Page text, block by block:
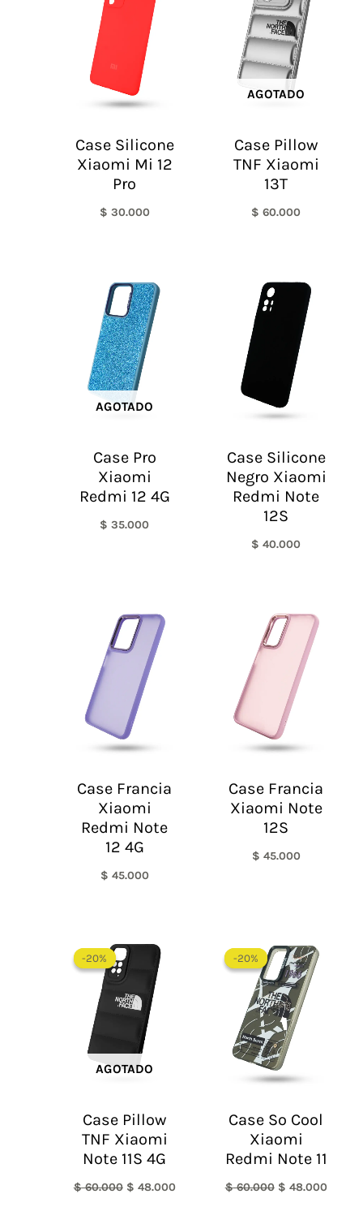
Case Silicone
Xiaomi Mi 12
Pro
$ 30.000
AGOTADO
Case Pillow
TNF Xiaomi
13T
$ 60.000
AGOTADO
Case Pro
Xiaomi
Redmi 12 4G
$ 35.000
Case Silicone
Negro Xiaomi
Redmi Note
12S
$ 40.000
Case Francia
Xiaomi
Redmi Note
12 4G
$ 45.000
Case Francia
Xiaomi Note
12S
$ 45.000
-20%
AGOTADO
-20%
Case Pillow
TNF Xiaomi
Note 11S 4G
$60.000
precio
original
era:
$ 60.000.
$ 48.000
-20%
-20%
Case So Cool
Xiaomi
Redmi Note 11
$60.000
precio
original
era:
$ 60.000.
$ 48.000